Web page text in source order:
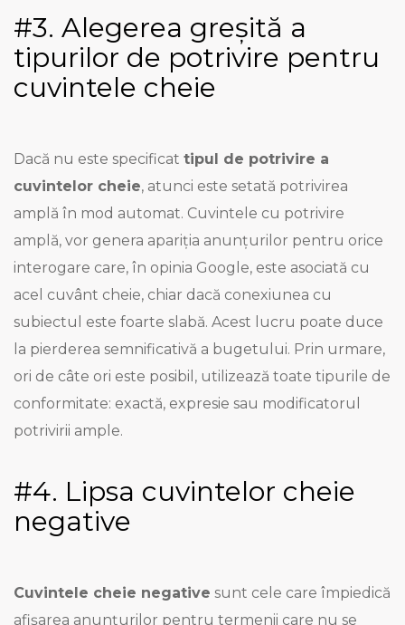
#3. Alegerea greșită a
tipurilor de potrivire pentru
cuvintele cheie
Dacă nu este specificat tipul de potrivire a
cuvintelor cheie, atunci este setată potrivirea
amplă în mod automat. Cuvintele cu potrivire
amplă, vor genera apariția anunțurilor pentru orice
interogare care, în opinia Google, este asociată cu
acel cuvânt cheie, chiar dacă conexiunea cu
subiectul este foarte slabă. Acest lucru poate duce
la pierderea semnificativă a bugetului. Prin urmare,
ori de câte ori este posibil, utilizează toate tipurile de
conformitate: exactă, expresie sau modificatorul
potrivirii ample.
#4. Lipsa cuvintelor cheie
negative
Cuvintele cheie negative sunt cele care împiedică
afișarea anunțurilor pentru termenii care nu se